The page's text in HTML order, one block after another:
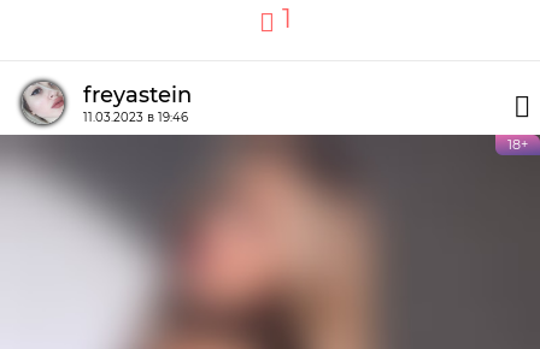
1
freyastein
11.03.2023 в 19:46
18+